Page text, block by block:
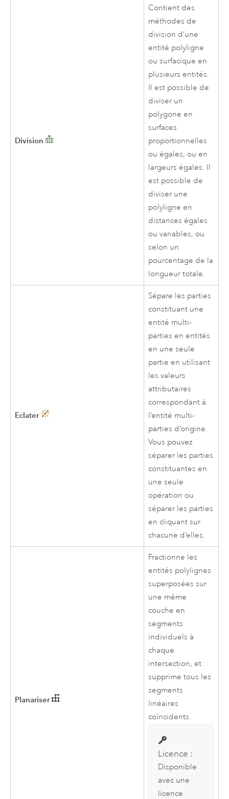
Division
Contient des
méthodes de
division d’une
entité polyligne
ou surfacique en
plusieurs entités.
Il est possible de
diviser un
polygone en
surfaces
proportionnelles
ou égales, ou en
largeurs égales. Il
est possible de
diviser une
polyligne en
distances égales
ou variables, ou
selon un
pourcentage de la
longueur totale.
Eclater
Sépare les parties
constituant une
entité multi-
parties en entités
en une seule
partie en utilisant
les valeurs
attributaires
correspondant à
l’entité multi-
parties d’origine.
Vous pouvez
séparer les parties
constituantes en
une seule
opération ou
séparer les parties
en cliquant sur
chacune d’elles.
Planariser
Fractionne les
entités polylignes
superposées sur
une même
couche en
segments
individuels à
chaque
intersection, et
supprime tous les
segments
linéaires
coïncidents.
Licence :
Disponible
avec une
licence